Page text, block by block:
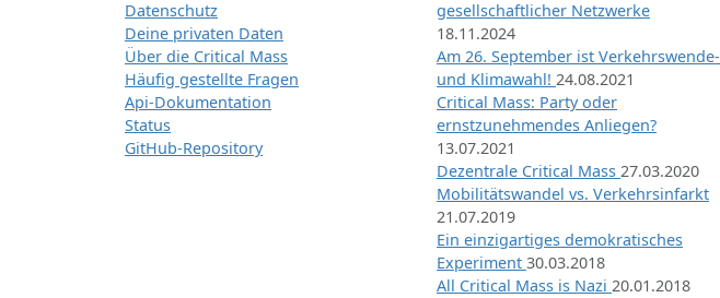
Datenschutz
Deine privaten Daten
Über die Critical Mass
Häufig gestellte Fragen
Api-Dokumentation
Status
GitHub-Repository
gesellschaftlicher Netzwerke
18.11.2024
Am 26. September ist Verkehrswende-
und Klimawahl! 24.08.2021
Critical Mass: Party oder
ernstzunehmendes Anliegen?
13.07.2021
Dezentrale Critical Mass 27.03.2020
Mobilitätswandel vs. Verkehrsinfarkt
21.07.2019
Ein einzigartiges demokratisches
Experiment 30.03.2018
All Critical Mass is Nazi 20.01.2018